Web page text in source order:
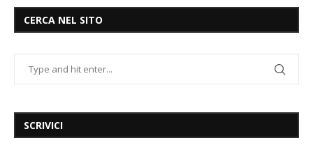
CERCA NEL SITO
SCRIVICI